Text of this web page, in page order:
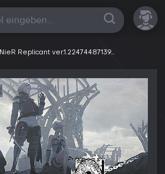
NieR Replicant ver.1.22474487139...